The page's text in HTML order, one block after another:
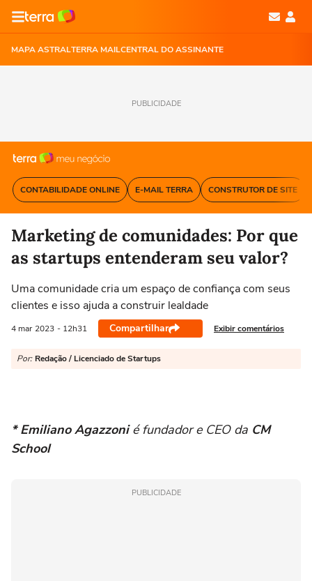
MAPA ASTRALTERRA MAILCENTRAL DO ASSINANTE
PUBLICIDADE
CONTABILIDADE ONLINE E-MAIL TERRA CONSTRUTOR DE SITE
Marketing de comunidades: Por que
as startups entenderam seu valor?
Uma comunidade cria um espaço de confiança com seus
clientes e isso ajuda a construir lealdade
4 mar 2023 - 12h31 Compartilhar Exibir comentários
Por: Redação / Licenciado de Startups
* Emiliano Agazzonié fundador e CEO da CM
School
PUBLICIDADE